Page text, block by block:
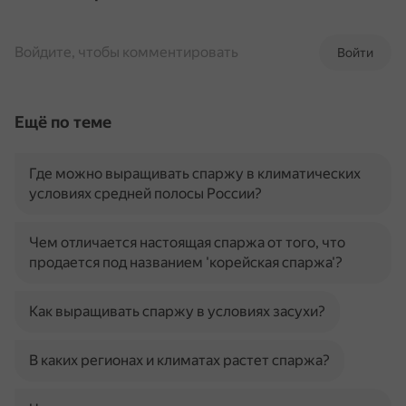
Войти
Войдите, чтобы комментировать
Ещё по теме
Где можно выращивать спаржу в климатических
условиях средней полосы России?
Чем отличается настоящая спаржа от того, что
продается под названием 'корейская спаржа'?
Как выращивать спаржу в условиях засухи?
В каких регионах и климатах растет спаржа?